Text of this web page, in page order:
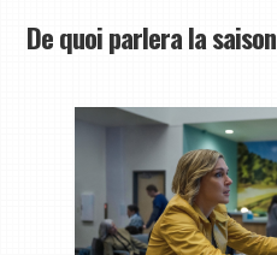
De quoi parlera la